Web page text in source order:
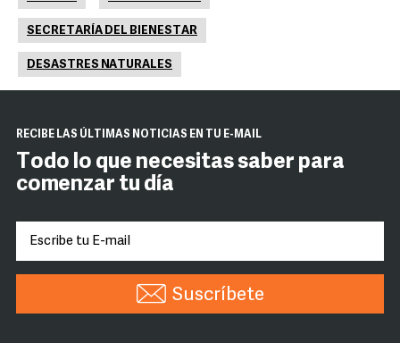
SECRETARÍA DEL BIENESTAR
DESASTRES NATURALES
RECIBE LAS ÚLTIMAS NOTICIAS EN TU E-MAIL
Todo lo que necesitas saber para
comenzar tu día
Suscríbete